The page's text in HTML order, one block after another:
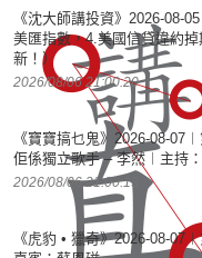
《沈大師講投資》2026-08-
美匯指數，4.美國信貸違約
新！）
2026/08/06 21:00:20
《寶寶搞乜鬼》2026-08-
佢係獨立歌手 – 李然︱主持
2026/08/06 21:00:13
《虎豹 • 獵奇》2026-08-